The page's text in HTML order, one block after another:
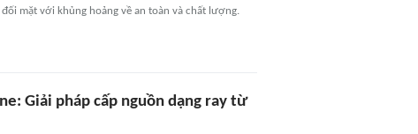
mặt với khủng hoảng về an toàn và chất lượng.
Giải pháp cấp nguồn dạng ray từ